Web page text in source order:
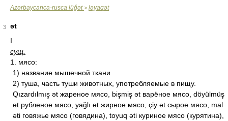
Azərbaycanca-rusca lüğət> ləyaqət
3
ət
I
сущ.
1. мясо:
1) название мышечной ткани
2) туша, часть туши животных, употребляемые в пищу.
Qızardılmış ət жареное мясо, bişmiş ət варёное мясо, döyülmüş
ət рубленое мясо, yağlı ət жирное мясо, çiy ət сырое мясо, mal
əti говяжье мясо (говядина), toyuq əti куриное мясо (курятина),